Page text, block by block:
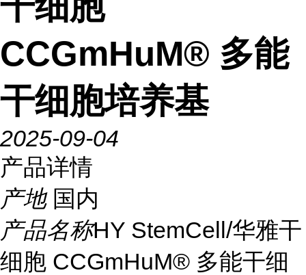
CCGmHuM® 多能
干细胞培养基
2025-09-04
产品详情
产地 国内
产品名称HY StemCell/华雅干
细胞 CCGmHuM® 多能干细